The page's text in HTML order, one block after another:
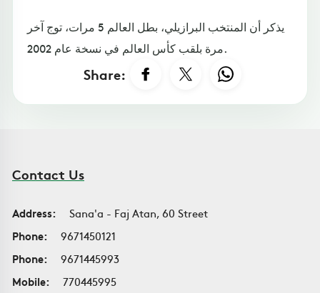
يذكر أن المنتخب البرازيلي، بطل العالم 5 مرات، توج آخر
مرة بلقب كأس العالم في نسخة عام 2002.
Share:
Contact Us
Address:
Sana'a - Faj Atan, 60 Street
Phone:
9671450121
Phone:
9671445993
Mobile:
770445995